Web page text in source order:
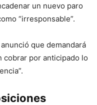
un nuevo paro
“irresponsable”.
que demandará
cobrar por anticipado lo